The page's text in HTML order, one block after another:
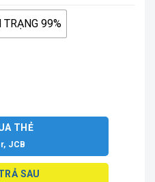
TRẠNG 99%
số lượng
THẺ
JCB
SAU